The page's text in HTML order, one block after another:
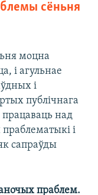
сёньня
моцна
і агульнае
і
публічнага
над
і
сапраўды
праблем.